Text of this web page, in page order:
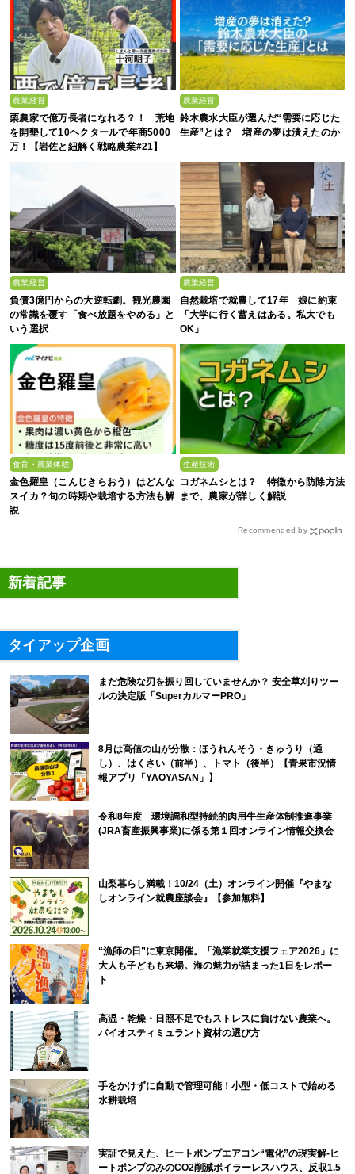
農業経営
栗農家で億万長者になれる？！ 荒地
を開墾して10ヘクタールで年商5000
万！【岩佐と紐解く戦略農業#21】
農業経営
鈴木農水大臣が選んだ“需要に応じた
生産”とは？ 増産の夢は潰えたのか
農業経営
負債3億円からの大逆転劇。観光農園
の常識を覆す「食べ放題をやめる」と
いう選択
農業経営
自然栽培で就農して17年 娘に約束
「大学に行く蓄えはある。私大でも
OK」
食育・農業体験
金色羅皇（こんじきらおう）はどんな
スイカ？旬の時期や栽培する方法も解
説
生産技術
コガネムシとは？ 特徴から防除方法
まで、農家が詳しく解説
Recommended by
新着記事
タイアップ企画
まだ危険な刃を振り回していませんか？ 安全草刈りツー
ルの決定版「SuperカルマーPRO」
8月は高値の山が分散：ほうれんそう・きゅうり（通
し）、はくさい（前半）、トマト（後半）【青果市況情
報アプリ「YAOYASAN」】
令和8年度 環境調和型持続的肉用牛生産体制推進事業
(JRA畜産振興事業)に係る第１回オンライン情報交換会
山梨暮らし満載！10/24（土）オンライン開催『やまな
しオンライン就農座談会』【参加無料】
“漁師の日”に東京開催。「漁業就業支援フェア2026」に
大人も子どもも来場。海の魅力が詰まった1日をレポー
ト
高温・乾燥・日照不足でもストレスに負けない農業へ。
バイオスティミュラント資材の選び方
手をかけずに自動で管理可能！小型・低コストで始める
水耕栽培
実証で見えた、ヒートポンプエアコン“電化”の現実解-ヒ
ートポンプのみのCO2削減ボイラーレスハウス、反収1.5